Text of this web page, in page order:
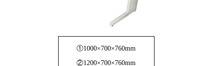
①1000×700×760mm
②1200×700×760mm